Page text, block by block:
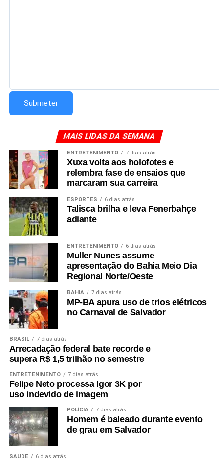
MAIS LIDAS DA SEMANA
ENTRETENIMENTO 7 dias atrás
Xuxa volta aos holofotes e
relembra fase de ensaios que
marcaram sua carreira
ESPORTES 6 dias atrás
Talisca brilha e leva Fenerbahçe
adiante
ENTRETENIMENTO 6 dias atrás
Muller Nunes assume
apresentação do Bahia Meio Dia
Regional Norte/Oeste
BAHIA 7 dias atrás
MP-BA apura uso de trios elétricos
no Carnaval de Salvador
BRASIL 7 dias atrás
Arrecadação federal bate recorde e
supera R$ 1,5 trilhão no semestre
ENTRETENIMENTO 7 dias atrás
Felipe Neto processa Igor 3K por
uso indevido de imagem
POLÍCIA 7 dias atrás
Homem é baleado durante evento
de grau em Salvador
SAÚDE 6 dias atrás